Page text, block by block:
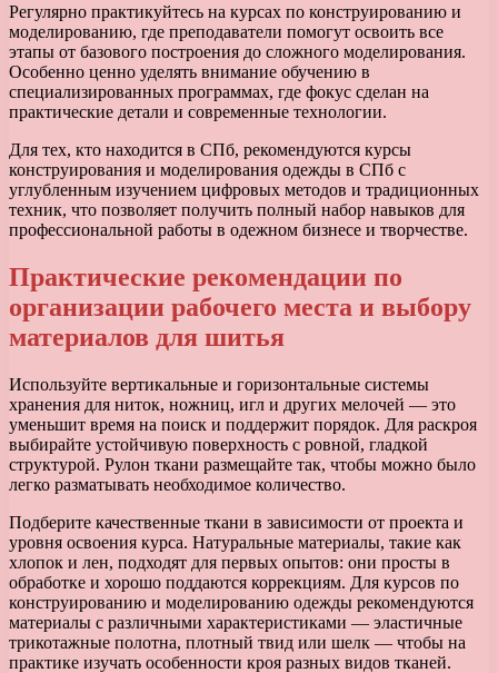
Регулярно практикуйтесь на курсах по конструированию и
моделированию, где преподаватели помогут освоить все
этапы от базового построения до сложного моделирования.
Особенно ценно уделять внимание обучению в
специализированных программах, где фокус сделан на
практические детали и современные технологии.
Для тех, кто находится в СПб, рекомендуются курсы
конструирования и моделирования одежды в СПб с
углубленным изучением цифровых методов и традиционных
техник, что позволяет получить полный набор навыков для
профессиональной работы в одежном бизнесе и творчестве.
Практические рекомендации по
организации рабочего места и выбору
материалов для шитья
Используйте вертикальные и горизонтальные системы
хранения для ниток, ножниц, игл и других мелочей — это
уменьшит время на поиск и поддержит порядок. Для раскроя
выбирайте устойчивую поверхность с ровной, гладкой
структурой. Рулон ткани размещайте так, чтобы можно было
легко разматывать необходимое количество.
Подберите качественные ткани в зависимости от проекта и
уровня освоения курса. Натуральные материалы, такие как
хлопок и лен, подходят для первых опытов: они просты в
обработке и хорошо поддаются коррекциям. Для курсов по
конструированию и моделированию одежды рекомендуются
материалы с различными характеристиками — эластичные
трикотажные полотна, плотный твид или шелк — чтобы на
практике изучать особенности кроя разных видов тканей.